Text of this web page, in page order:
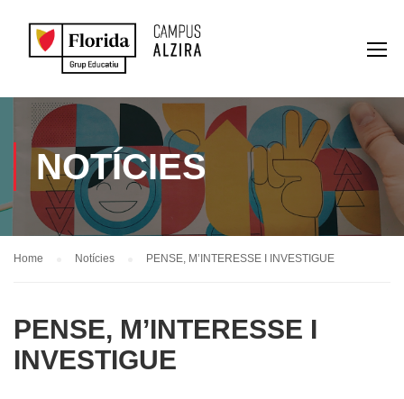
NOTÍCIES
Home Notícies PENSE, M’INTERESSE I INVESTIGUE
PENSE, M’INTERESSE I
INVESTIGUE